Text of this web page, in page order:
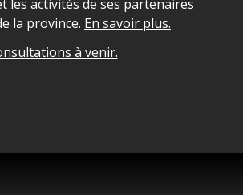
les activités de ses partenaires
la province. En savoir plus.
à venir.